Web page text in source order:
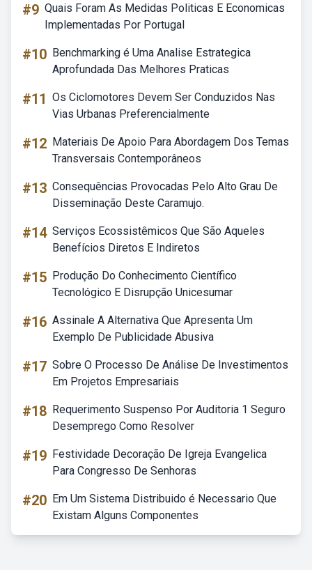
#9 Quais Foram As Medidas Politicas E Economicas
Implementadas Por Portugal
#10 Benchmarking é Uma Analise Estrategica
Aprofundada Das Melhores Praticas
#11 Os Ciclomotores Devem Ser Conduzidos Nas
Vias Urbanas Preferencialmente
#12 Materiais De Apoio Para Abordagem Dos Temas
Transversais Contemporâneos
#13 Consequências Provocadas Pelo Alto Grau De
Disseminação Deste Caramujo.
#14 Serviços Ecossistêmicos Que São Aqueles
Benefícios Diretos E Indiretos
#15 Produção Do Conhecimento Científico
Tecnológico E Disrupção Unicesumar
#16 Assinale A Alternativa Que Apresenta Um
Exemplo De Publicidade Abusiva
#17 Sobre O Processo De Análise De Investimentos
Em Projetos Empresariais
#18 Requerimento Suspenso Por Auditoria 1 Seguro
Desemprego Como Resolver
#19 Festividade Decoração De Igreja Evangelica
Para Congresso De Senhoras
#20 Em Um Sistema Distribuido é Necessario Que
Existam Alguns Componentes